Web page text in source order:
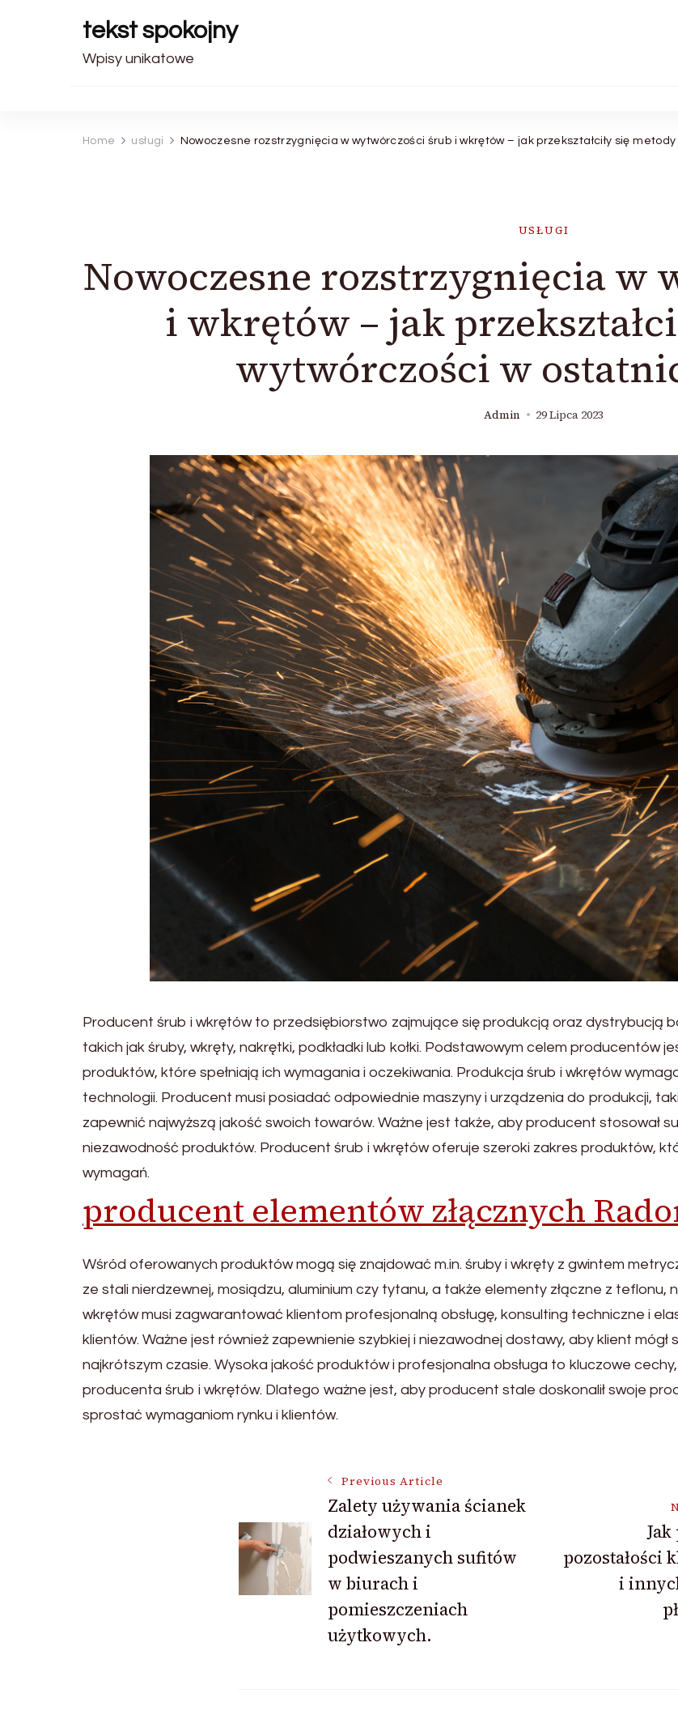
tekst spokojny
Wpisy unikatowe
Home usługi Nowoczesne rozstrzygnięcia w wytwórczości śrub i wkrętów – jak przekształciły się
USŁUGI
Nowoczesne rozstrzygnięcia w
i wkrętów – jak
wytwórczości w
Admin 29 Lipca 2023
Producent śrub i wkrętów to przedsiębiorstwo zajmujące się produkcją oraz dystrybucją
takich jak śruby, wkręty, nakrętki, podkładki lub kołki. Podstawowym celem producentów
produktów, które spełniają ich wymagania i oczekiwania. Produkcja śrub i wkrętów
technologii. Producent musi posiadać odpowiednie maszyny i urządzenia do produkcji,
zapewnić najwyższą jakość swoich towarów. Ważne jest także, aby producent stosował
niezawodność produktów. Producent śrub i wkrętów oferuje szeroki zakres produktów,
wymagań.
producent elementów złącznych
Wśród oferowanych produktów mogą się znajdować m.in. śruby i wkręty z gwintem
ze stali nierdzewnej, mosiądzu, aluminium czy tytanu, a także elementy złączne z teflonu,
wkrętów musi zagwarantować klientom profesjonalną obsługę, konsulting techniczne i
klientów. Ważne jest również zapewnienie szybkiej i niezawodnej dostawy, aby klient
najkrótszym czasie. Wysoka jakość produktów i profesjonalna obsługa to kluczowe
producenta śrub i wkrętów. Dlatego ważne jest, aby producent stale doskonalił swoje
sprostać wymaganiom rynku i klientów.
Navigation
Previous Article
Zalety używania ścianek
działowych i
podwieszanych sufitów
w biurach i
pomieszczeniach
użytkowych.
pozostałości
i